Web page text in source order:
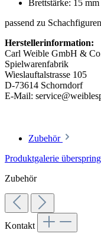
Brettstärke: 15 mm
passend zu
Herstellerinformation:
Carl Weible GmbH &
Spielwarenfabrik
Wieslauftalstrasse 105
D-73614 Schorndorf
E-Mail:
Zubehör
Produktgalerie
Zubehör
Kontakt